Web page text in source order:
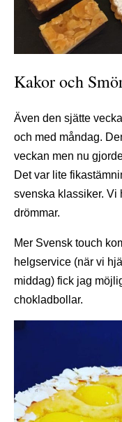
Kakor och
Även den sjätte
och med måndag.
veckan men nu
Det var lite
svenska klassiker. Vi
drömmar.
Mer Svensk touch
helgservice (när vi
middag) fick jag
chokladbollar.